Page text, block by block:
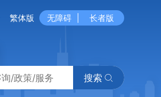
繁体版 无障碍 长者版
搜索